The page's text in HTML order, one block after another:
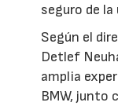
seguro de
Según el
Detlef
amplia
BMW, junto